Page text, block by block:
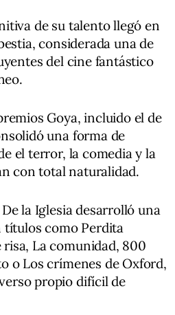
de su talento llegó en
considerada una de
del cine fantástico
Goya, incluido el de
una forma de
el terror, la comedia y la
con total naturalidad.
la Iglesia desarrolló una
como Perdita
La comunidad, 800
o Los crímenes de Oxford,
propio difícil de